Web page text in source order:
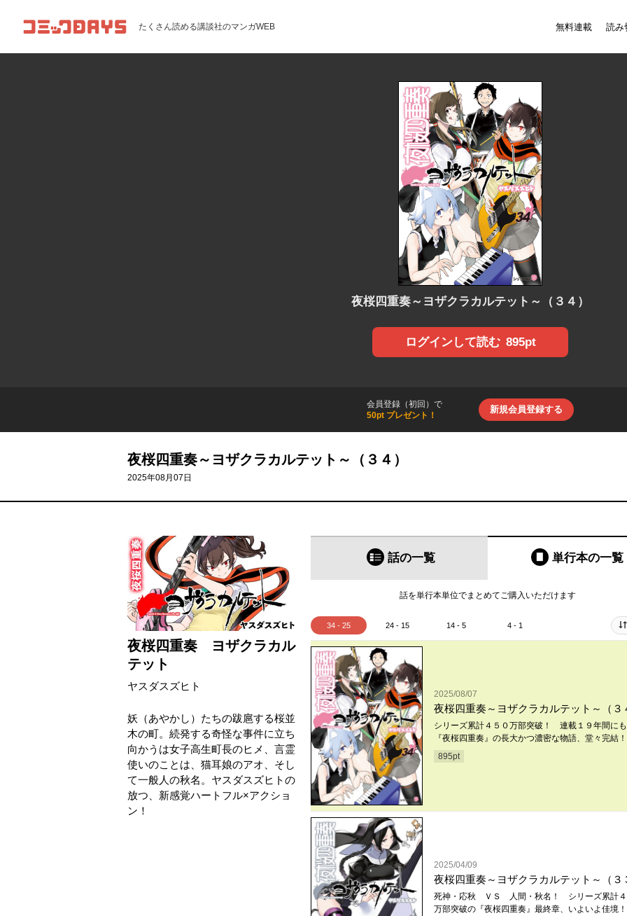
コミックDAYS たくさん読める講談社のマンガWEB 無料連載 読み
夜桜四重奏～ヨザクラカルテット～（３４）
ログインして読む 895pt
会員登録（初回）で
50pt プレゼント！
新規会員登録する
夜桜四重奏～ヨザクラカルテット～（３４）
2025年08月07日
夜桜四重奏 ヨザクラカル
テット
ヤスダスズヒト
妖（あやかし）たちの跋扈する桜並
木の町。続発する奇怪な事件に立ち
向かうは女子高生町長のヒメ、言霊
使いのことは、猫耳娘のアオ、そし
て一般人の秋名。ヤスダスズヒトの
放つ、新感覚ハートフル×アクショ
ン！
話の一覧 単行本の一覧
話を単行本単位でまとめてご購入いただけます
34 - 25 24 - 15 14 - 5 4 - 1
2025/08/07
夜桜四重奏～ヨザクラカルテット～（３
シリーズ累計４５０万部突破！ 連載１９年間に
『夜桜四重奏』の長大かつ濃密な物語、堂々完結！
895pt
2025/04/09
夜桜四重奏～ヨザクラカルテット～（３
死神・応秋 ＶＳ 人間・秋名！ シリーズ累計４
万部突破の『夜桜四重奏』最終章、いよいよ佳境！